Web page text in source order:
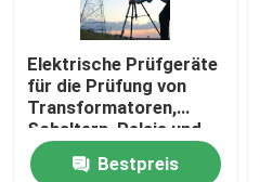
Elektrische Prüfgeräte
für die Prüfung von
Transformatoren,
Schaltern, Relais und
Kabeln
Bestpreis